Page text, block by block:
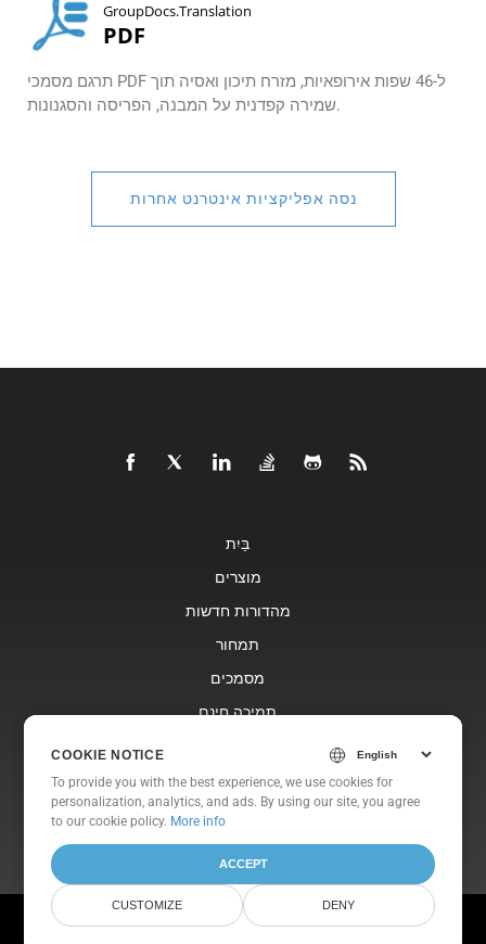
GroupDocs.Translation
PDF
תרגם מסמכי PDF ל-46 שפות אירופאיות, מזרח תיכון ואסיה תוך
שמירה קפדנית על המבנה, הפריסה והסגנונות.
נסה אפליקציות אינטרנט אחרות
COOKIE NOTICE
To provide you with the best experience, we use cookies for
personalization, analytics, and ads. By using our site, you agree
toour cookie policy.
ACCEPT
CUSTOMIZE DENY
בַּיִת
מוצרים
מהדורות חדשות
תמחור
מסמכים
תמיכה חינם
אתרי אינטרנט
אוֹדוֹת
© Aspose Pty Ltd 2001-2026. All Rights Reserved.
COOKIE NOTICE
To provide you with the best experience, we use cookies for
personalization, analytics, and ads. By using our site, you agree
to our cookie policy. More info
ACCEPT
CUSTOMIZE DENY